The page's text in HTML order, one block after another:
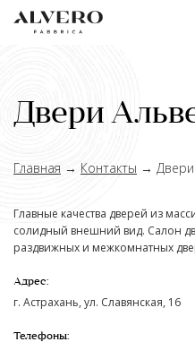
Перейти
Двери
Главная → Контакты →
Главные качества дверей из
солидный внешний вид. Салон
раздвижных и межкомнатных
Адрес:
г. Астрахань, ул. Славянская, 16
Телефоны: